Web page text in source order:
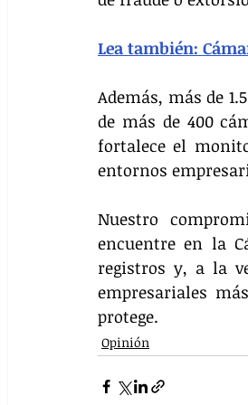
Lea también:
Además, más de
de más de 400
fortalece el
entornos
Nuestro
encuentre en la
registros y, a la
empresariales
protege.
Opinión